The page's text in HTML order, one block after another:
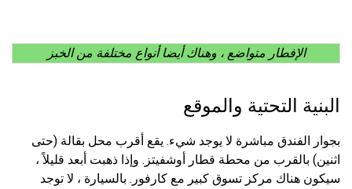
الإفطار متواضع ، وهناك أيضا أنواع مختلفة من الخبز
البنية التحتية والموقع
بجوار الفندق مباشرة لا يوجد شيء. يقع أقرب محل بقالة (حتى
اثنين) بالقرب من محطة قطار أوشفيتز. وإذا ذهبت أبعد قليلاً ،
سيكون هناك مركز تسوق كبير مع كارفور. بالسيارة ، لا توجد